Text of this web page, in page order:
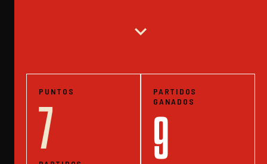
expand_more
PUNTOS
7
PARTIDOS
GANADOS
9